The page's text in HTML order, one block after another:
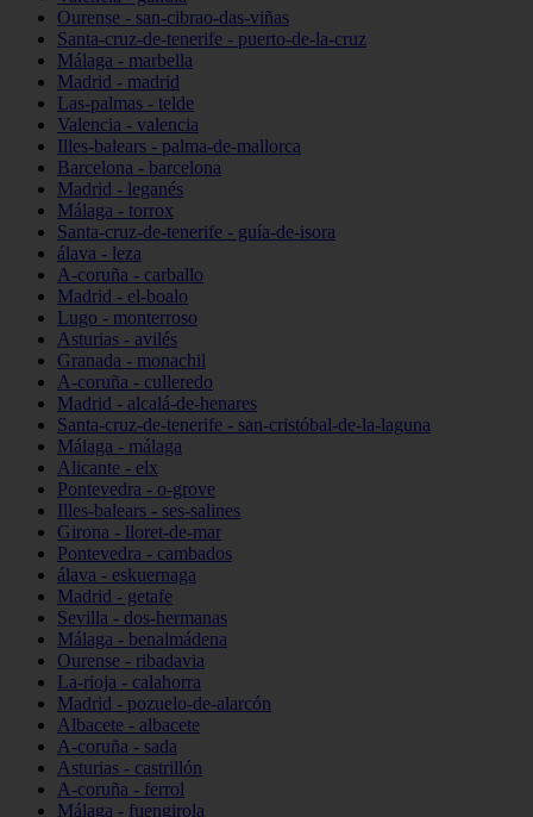
Ourense - san-cibrao-das-viñas
Santa-cruz-de-tenerife - puerto-de-la-cruz
Málaga - marbella
Madrid - madrid
Las-palmas - telde
Valencia - valencia
Illes-balears - palma-de-mallorca
Barcelona - barcelona
Madrid - leganés
Málaga - torrox
Santa-cruz-de-tenerife - guía-de-isora
álava - leza
A-coruña - carballo
Madrid - el-boalo
Lugo - monterroso
Asturias - avilés
Granada - monachil
A-coruña - culleredo
Madrid - alcalá-de-henares
Santa-cruz-de-tenerife - san-cristóbal-de-la-laguna
Málaga - málaga
Alicante - elx
Pontevedra - o-grove
Illes-balears - ses-salines
Girona - lloret-de-mar
Pontevedra - cambados
álava - eskuernaga
Madrid - getafe
Sevilla - dos-hermanas
Málaga - benalmádena
Ourense - ribadavia
La-rioja - calahorra
Madrid - pozuelo-de-alarcón
Albacete - albacete
A-coruña - sada
Asturias - castrillón
A-coruña - ferrol
Málaga - fuengirola